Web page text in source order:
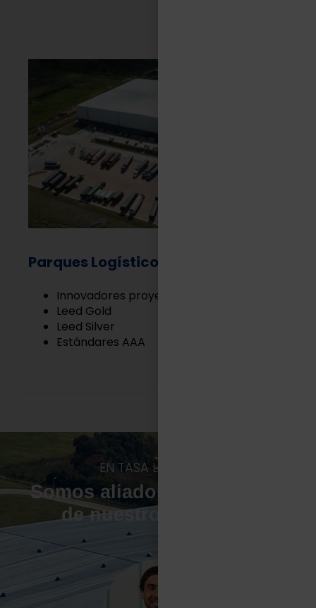
Parques Logísticos
Innovadores proyectos Built to Suit
Leed Gold
Leed Silver
Estándares AAA
EN TASA LOGÍSTICA
Somos aliados estratégicos
de nuestros clientes.